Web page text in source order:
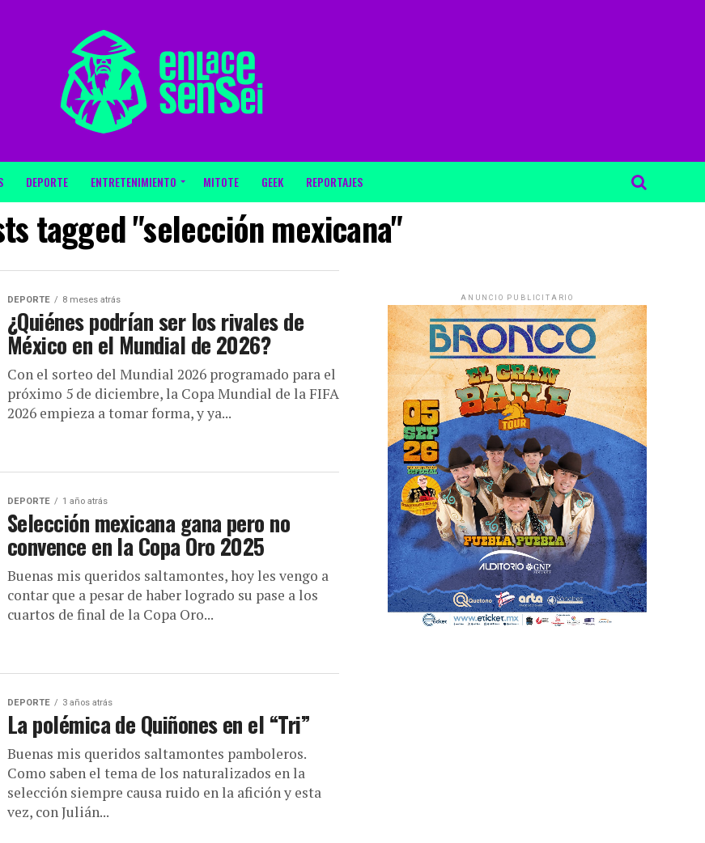
DEPORTE ENTRETENIMIENTO MITOTE GEEK REPORTAJES
tagged "selección mexicana"
DEPORTE 8 meses atrás
¿Quiénes podrían ser los rivales de
México en el Mundial de 2026?
Con el sorteo del Mundial 2026 programado para el
próximo 5 de diciembre, la Copa Mundial de la FIFA
2026 empieza a tomar forma, y ya...
DEPORTE 1 año atrás
Selección mexicana gana pero no
convence en la Copa Oro 2025
Buenas mis queridos saltamontes, hoy les vengo a
contar que a pesar de haber logrado su pase a los
cuartos de final de la Copa Oro...
DEPORTE 3 años atrás
La polémica de Quiñones en el “Tri”
Buenas mis queridos saltamontes pamboleros.
Como saben el tema de los naturalizados en la
selección siempre causa ruido en la afición y esta
vez, con Julián...
ANUNCIO PUBLICITARIO